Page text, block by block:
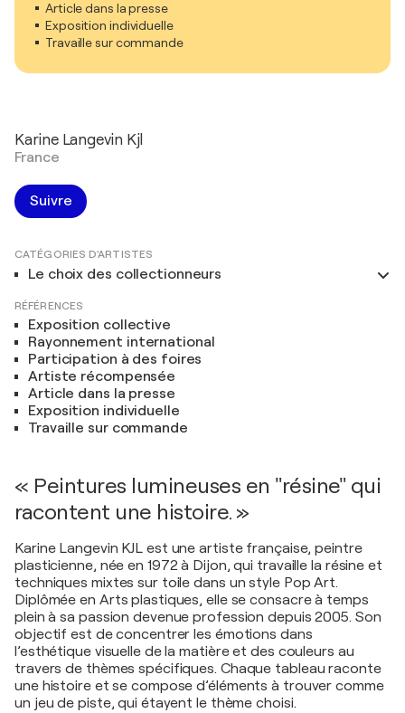
Article dans la presse
Exposition individuelle
Travaille sur commande
Karine Langevin Kjl
France
Suivre
CATÉGORIES D'ARTISTES
Le choix des collectionneurs
RÉFÉRENCES
Exposition collective
Rayonnement international
Participation à des foires
Artiste récompensée
Article dans la presse
Exposition individuelle
Travaille sur commande
« Peintures lumineuses en "résine" qui
racontent une histoire. »
Karine Langevin KJL est une artiste française, peintre
plasticienne, née en 1972 à Dijon, qui travaille la résine et
techniques mixtes sur toile dans un style Pop Art.
Diplômée en Arts plastiques, elle se consacre à temps
plein à sa passion devenue profession depuis 2005. Son
objectif est de concentrer les émotions dans
l’esthétique visuelle de la matière et des couleurs au
travers de thèmes spécifiques. Chaque tableau raconte
une histoire et se compose d’éléments à trouver comme
un jeu de piste, qui étayent le thème choisi.